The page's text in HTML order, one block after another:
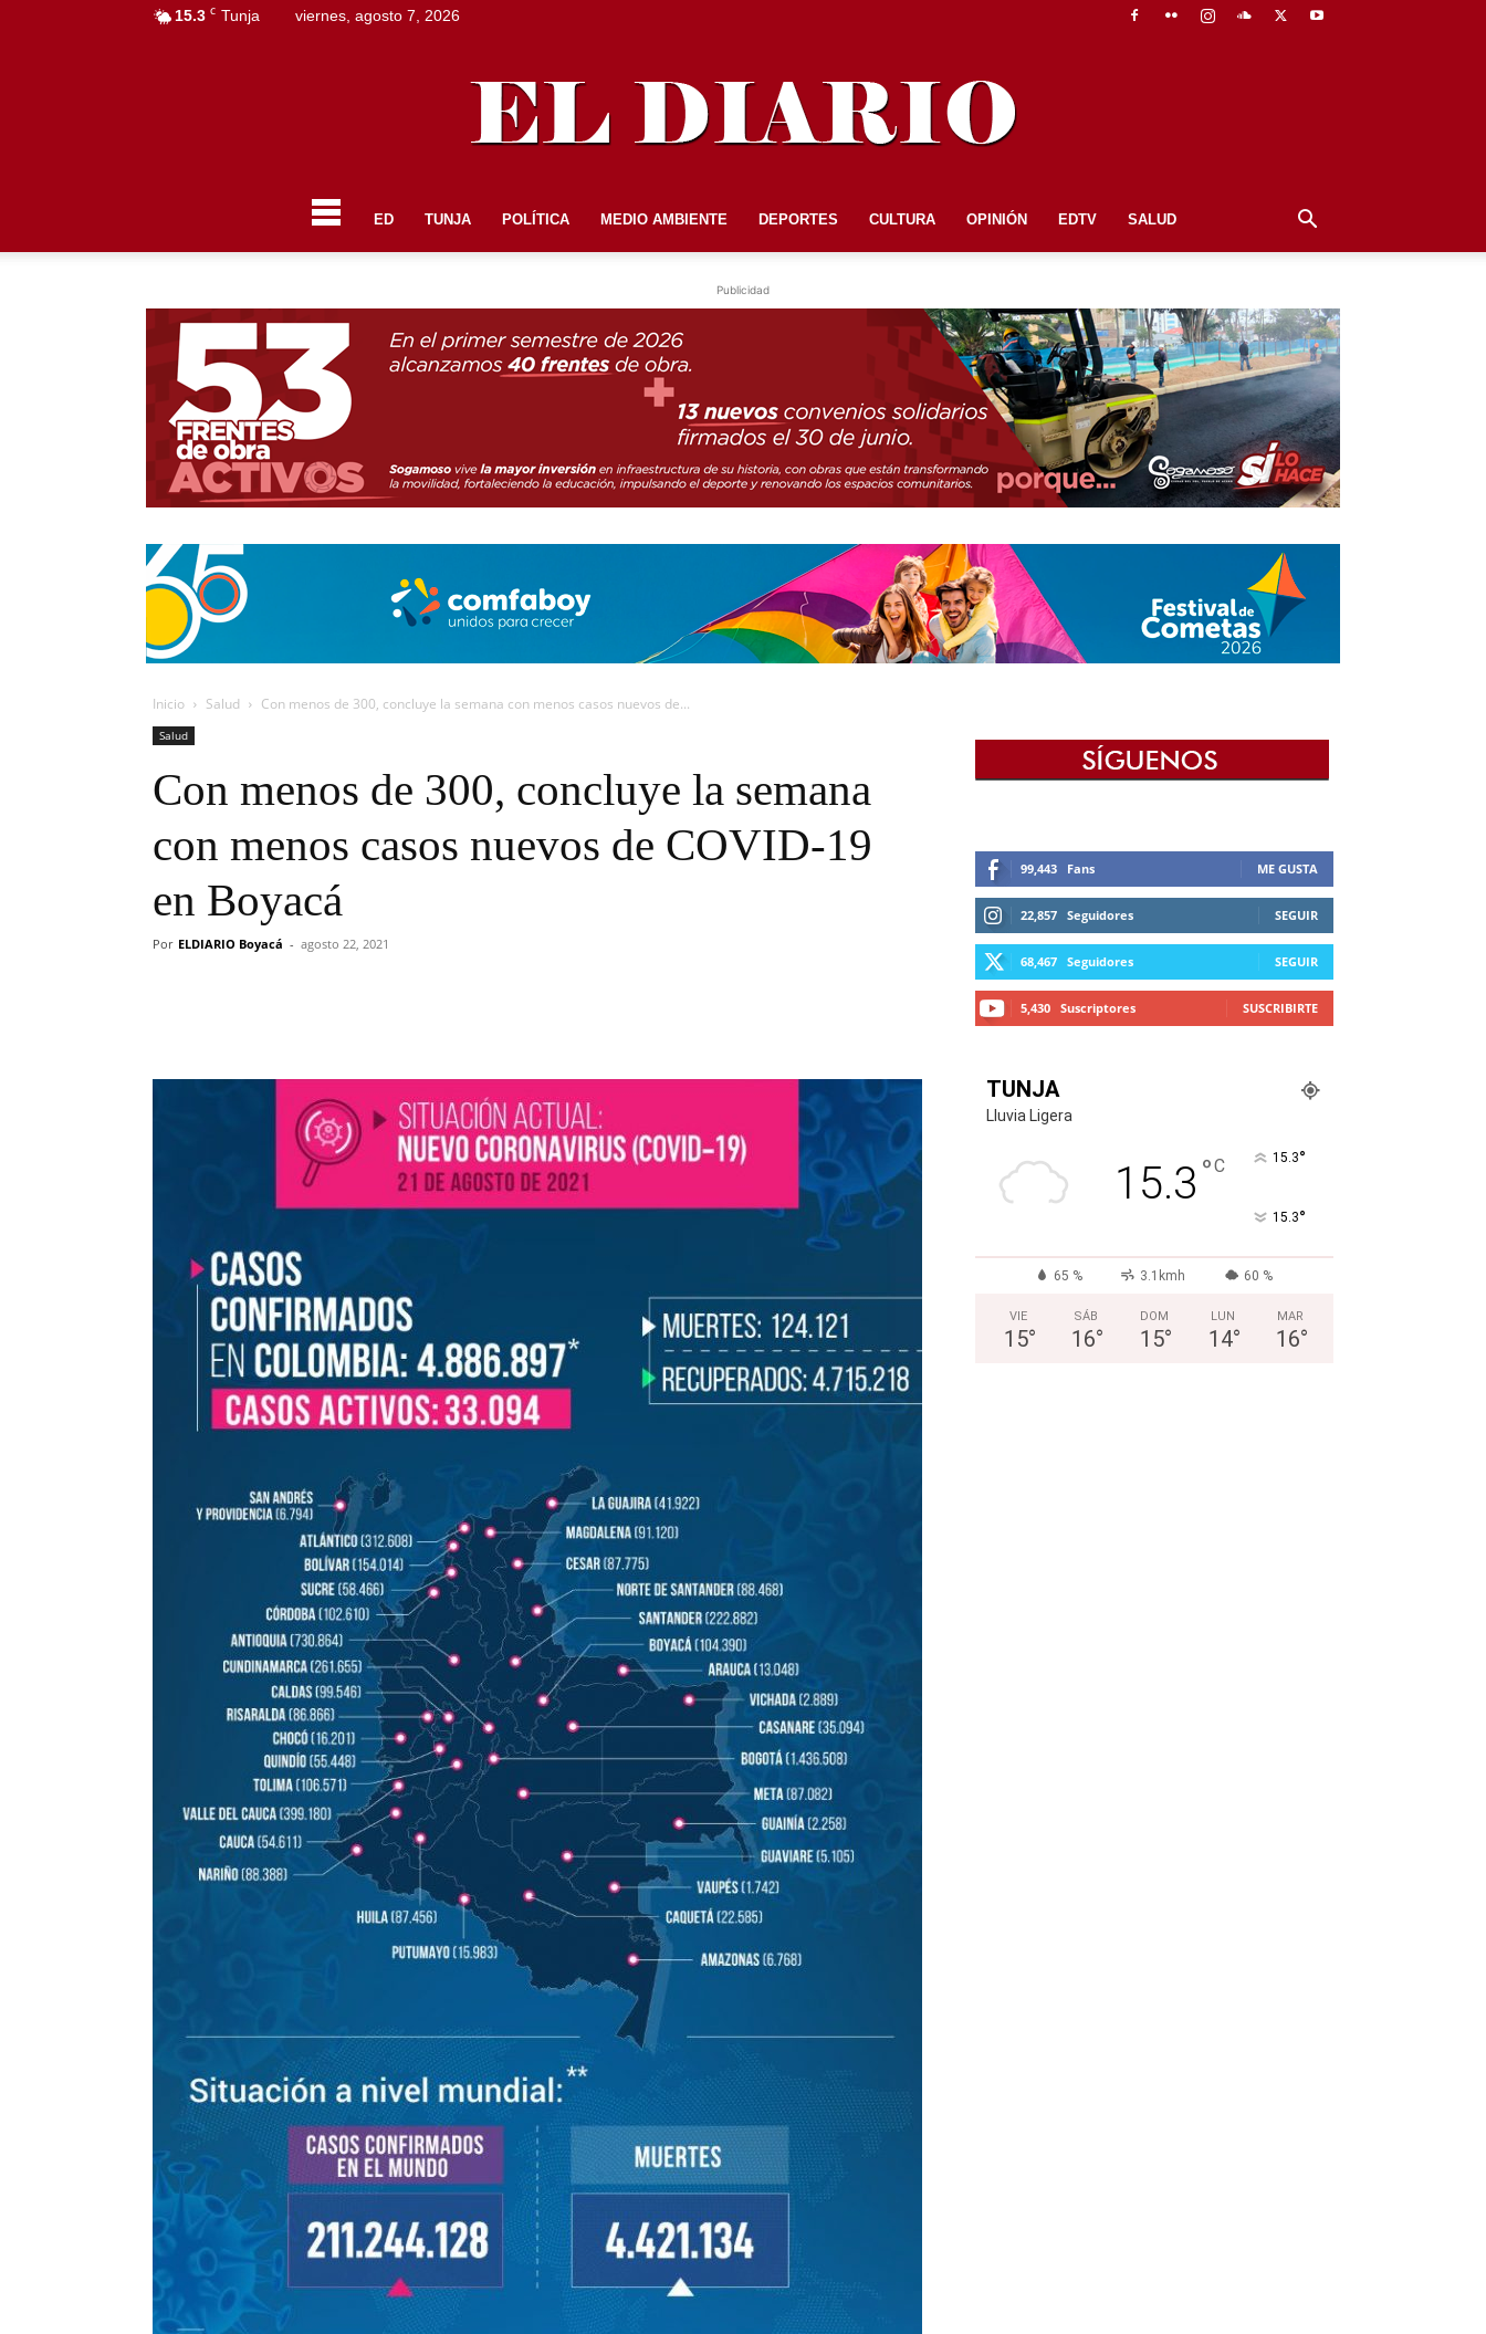
15.3 C Tunja viernes, agosto 7, 2026
DIARIO
ED TUNJA POLÍTICA MEDIO AMBIENTE DEPORTES CULTURA OPINIÓN EDTV SALUD
Publicidad
Inicio Salud Con menos de 300, concluye la semana con menos casos nuevos de...
Salud
Con menos de 300, concluye la semana
con menos casos nuevos de COVID-19
en Boyacá
Por ELDIARIO Boyacá - agosto 22, 2021
99,443 Fans ME GUSTA
22,857 Seguidores SEGUIR
68,467 Seguidores SEGUIR
5,430 Suscriptores SUSCRIBIRTE
TUNJA
Lluvia Ligera
15.3 °C 15.3°
15.3°
65 % 3.1kmh 60 %
VIE
15°
SÁB
16°
DOM
15°
LUN
14°
MAR
16°